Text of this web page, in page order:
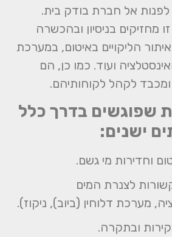
לפנות אל חברת בודק בית.
מחזיקים בניסיון ובהכשרה
איתור הליקויים באיטום, במערכת
ועוד. כמו כן, הם
ומכבד לקהל לקוחותיהם.
שפוגשים בדרך כלל
ישנים:
וחדירות מי גשם.
לצנרת המים
מערכת דלוחין (ביוב), ניקוז).
ובתקרה.